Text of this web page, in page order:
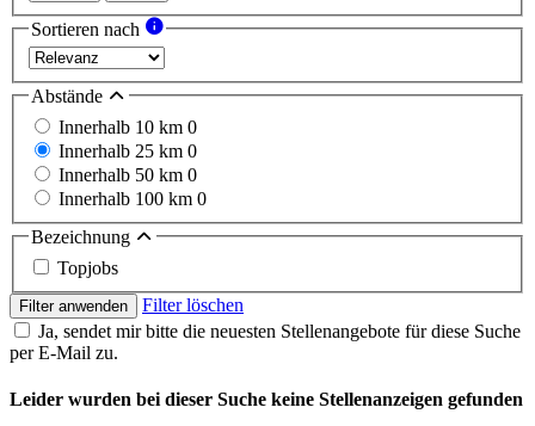
Sortieren nach
Abstände
Innerhalb 10 km 0
Innerhalb 25 km 0
Innerhalb 50 km 0
Innerhalb 100 km 0
Bezeichnung
Topjobs
Filter anwenden
Filter löschen
Ja, sendet mir bitte die neuesten Stellenangebote für diese Suche
per E-Mail zu.
Leider wurden bei dieser Suche keine Stellenanzeigen gefunden